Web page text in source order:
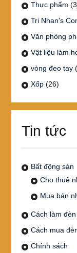
Thực phẩm
Tri Nhan's
Văn phòng
Vật liệu làm
vòng đeo tay
Xốp (26)
Tin tức
Bất động sản
Cho thuê
Mua bán
Cách làm
Cách mua
Chính sách